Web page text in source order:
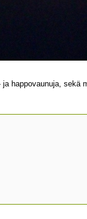
happovaunuja, sekä